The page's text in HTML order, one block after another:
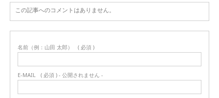
この記事へのコメントはありません。
名前（例：山田 太郎） ( 必須 )
E-MAIL ( 必須 ) - 公開されません -